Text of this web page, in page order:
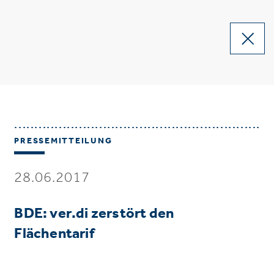
PRESSEMITTEILUNG
28.06.2017
BDE: ver.di zerstört den
Flächentarif